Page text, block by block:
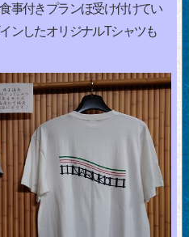
事付きプランほ受け付けてい
ンしたオリジナルTシャツも